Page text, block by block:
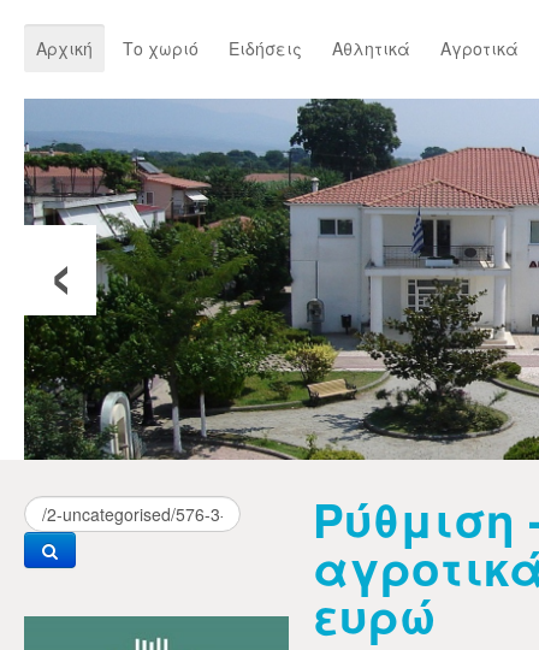
Αρχική Το χωριό Ειδήσεις Αθλητικά Αγροτικά
‹
Ρύθμιση
ευρώ